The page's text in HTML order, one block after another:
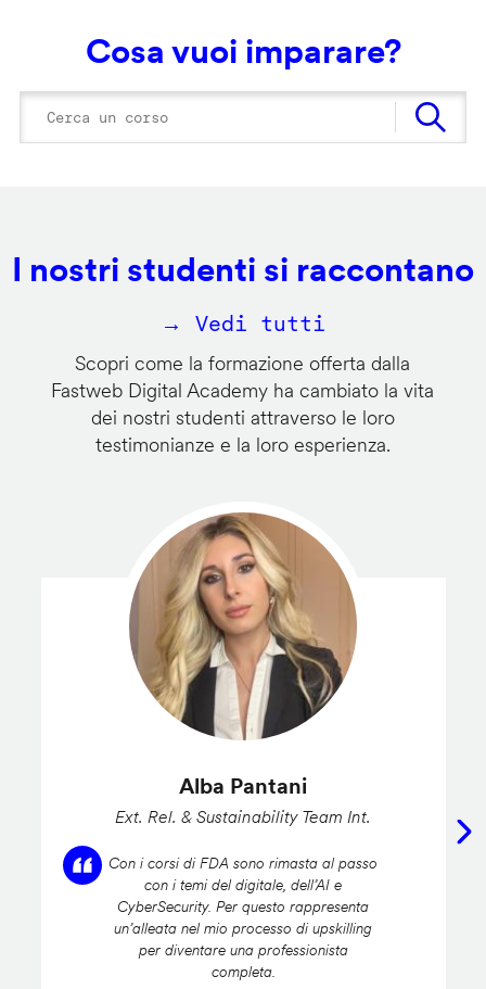
Cosa vuoi imparare?
I nostri studenti si raccontano
→ Vedi tutti
Scopri come la formazione offerta dalla
Fastweb Digital Academy ha cambiato la vita
dei nostri studenti attraverso le loro
testimonianze e la loro esperienza.
Alba Pantani
Ext. Rel. & Sustainability Team Int.
Con i corsi di FDA sono rimasta al passo
con i temi del digitale, dell’AI e
CyberSecurity. Per questo rappresenta
un’alleata nel mio processo di upskilling
per diventare una professionista
completa.